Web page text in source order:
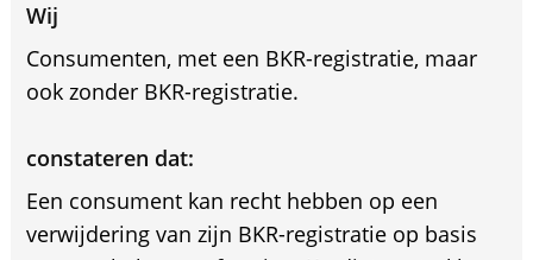
Wij
Consumenten, met een BKR-registratie, maar
ook zonder BKR-registratie.
constateren dat:
Een consument kan recht hebben op een
verwijdering van zijn BKR-registratie op basis